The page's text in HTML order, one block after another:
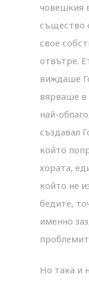
човешкия
същество
свое
отвътре.
виждаше
вярваше
най-
създавал
който
хората,
който не
бедите,
именно
Но така и